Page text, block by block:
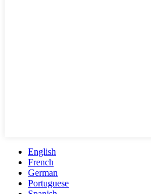
English
French
German
Portuguese